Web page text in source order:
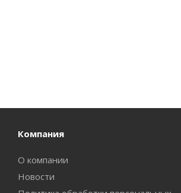
Компания
О компании
Новости